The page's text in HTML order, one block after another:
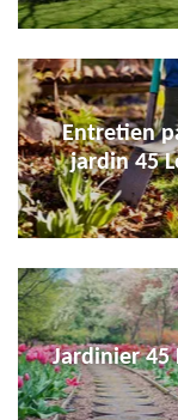
Entretien
jardin 45
Jardinier 45